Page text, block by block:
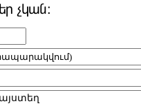
չկան։